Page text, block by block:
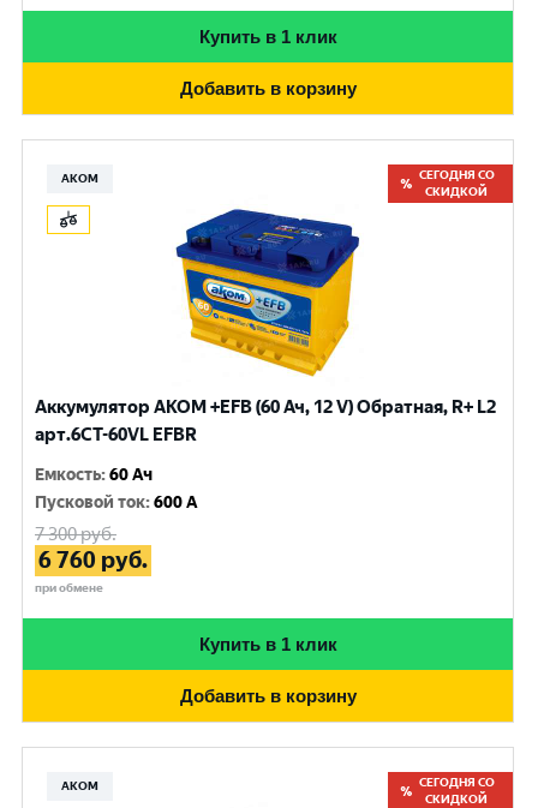
Купить в 1 клик
Добавить в корзину
АКОМ
СЕГОДНЯ СО
СКИДКОЙ
Аккумулятор AKOM +EFB (60 Ач, 12 V) Обратная, R+ L2
арт.6CТ-60VL EFBR
Емкость:60 Ач
Пусковой ток:600 A
7 300руб.
6 760 руб.
при обмене
Купить в 1 клик
Добавить в корзину
АКОМ
СЕГОДНЯ СО
СКИДКОЙ